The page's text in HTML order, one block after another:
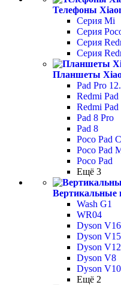
Телефоны
Серия Mi
Серия
Серия
Серия
Планшеты
Pad Pro
Redmi Pad
Redmi Pad
Pad 8 Pro
Pad 8
Poco Pad
Poco Pad
Poco Pad
Ещё 3
Вертикальные
Wash G1
WR04
Dyson V16
Dyson V15
Dyson V12
Dyson V8
Dyson V10
Ещё 2